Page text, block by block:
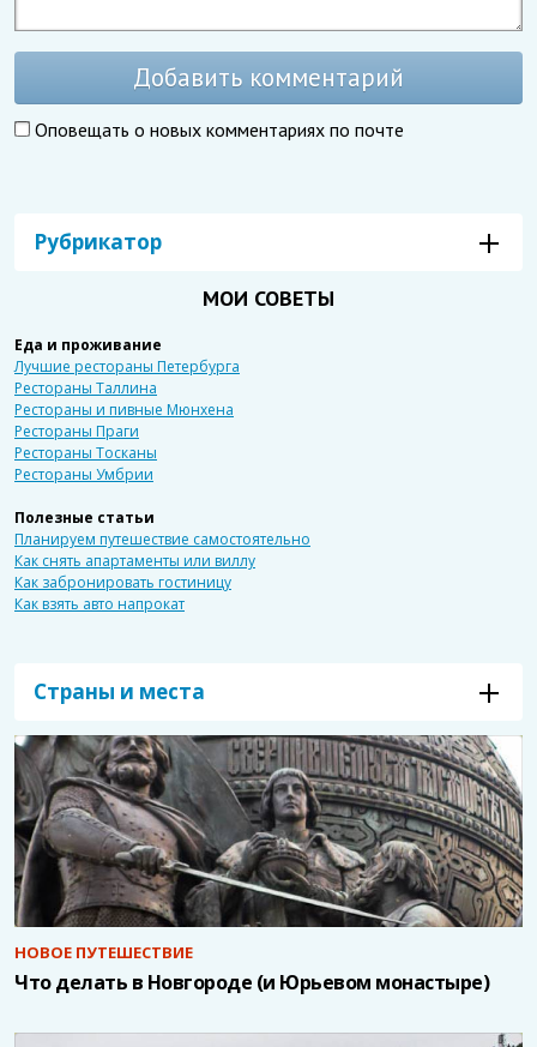
Добавить комментарий
Оповещать о новых комментариях по почте
Рубрикатор
МОИ СОВЕТЫ
Еда и проживание
Лучшие рестораны Петербурга
Рестораны Таллина
Рестораны и пивные Мюнхена
Рестораны Праги
Рестораны Тосканы
Рестораны Умбрии
Полезные статьи
Планируем путешествие самостоятельно
Как снять апартаменты или виллу
Как забронировать гостиницу
Как взять авто напрокат
Страны и места
НОВОЕ ПУТЕШЕСТВИЕ
Что делать в Новгороде (и Юрьевом монастыре)